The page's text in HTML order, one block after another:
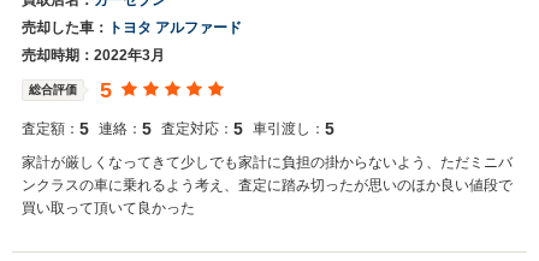
売却した車：
トヨタ アルファード
売却時期：2022年3月
総合評価 5
査定額： 5 連絡： 5 査定対応： 5 車引渡し： 5
家計が厳しくなってきて少しでも家計に負担の掛からないよう、ただミニバ
ンクラスの車に乗れるよう考え、査定に踏み切ったが思いのほか良い値段で
買い取って頂いて良かった